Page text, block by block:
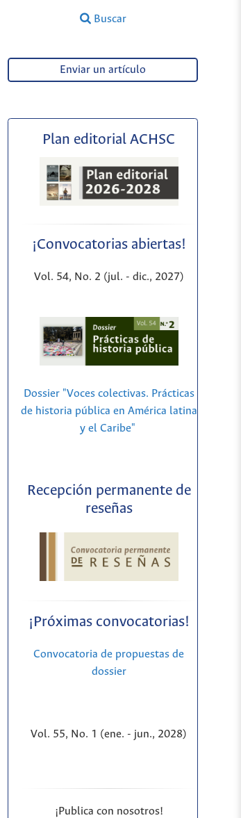
Buscar
Enviar un artículo
Plan editorial ACHSC
¡Convocatorias abiertas!
Vol. 54, No. 2 (jul. - dic., 2027)
Dossier "Voces colectivas. Prácticas
de historia pública en América latina
y el Caribe"
Recepción permanente de
reseñas
¡Próximas convocatorias!
Convocatoria de propuestas de
dossier
Vol. 55, No. 1 (ene. - jun., 2028)
¡Publica con nosotros!